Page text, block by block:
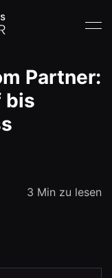
Partner:
bis
3 Min zu lesen